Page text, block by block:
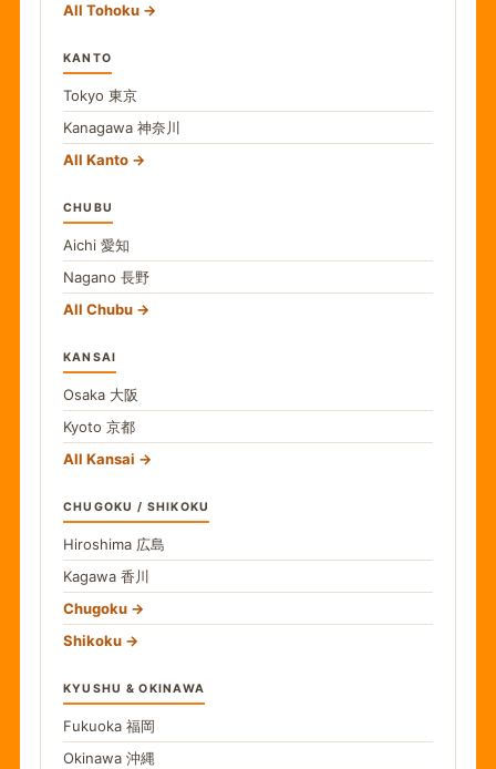
All Tohoku
KANTO
Tokyo 東京
Kanagawa 神奈川
All Kanto
CHUBU
Aichi 愛知
Nagano 長野
All Chubu
KANSAI
Osaka 大阪
Kyoto 京都
All Kansai
CHUGOKU / SHIKOKU
Hiroshima 広島
Kagawa 香川
Chugoku
Shikoku
KYUSHU & OKINAWA
Fukuoka 福岡
Okinawa 沖縄